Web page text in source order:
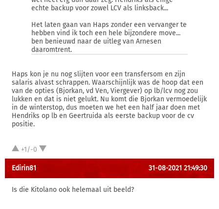
echte backup voor zowel LCV als linksback...
Het laten gaan van Haps zonder een vervanger te
hebben vind ik toch een hele bijzondere move...
ben benieuwd naar de uitleg van Arnesen
daaromtrent.
Haps kon je nu nog slijten voor een transfersom en zijn
salaris alvast schrappen. Waarschijnlijk was de hoop dat een
van de opties (Bjorkan, vd Ven, Viergever) op lb/lcv nog zou
lukken en dat is niet gelukt. Nu komt die Bjorkan vermoedelijk
in de winterstop, dus moeten we het een half jaar doen met
Hendriks op lb en Geertruida als eerste backup voor de cv
positie.
+1/-0
Edirin81 31-08-2021 21:49:30
Is die Kitolano ook helemaal uit beeld?